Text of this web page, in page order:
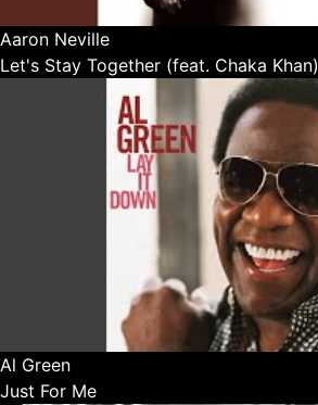
Aaron Neville
Let's Stay Together (feat. Chaka Khan)
Al Green
Just For Me